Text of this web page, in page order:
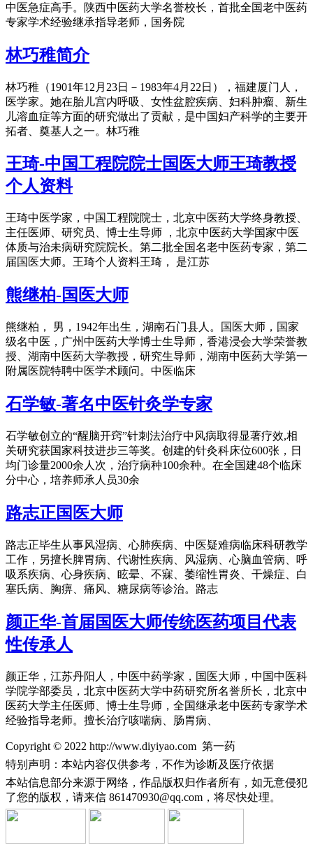
中医急症高手。陕西中医药大学名誉校长，首批全国老中医药
专家学术经验继承指导老师，国务院
林巧稚简介
林巧稚（1901年12月23日－1983年4月22日），福建厦门人，
医学家。她在胎儿宫内呼吸、女性盆腔疾病、妇科肿瘤、新生
儿溶血症等方面的研究做出了贡献，是中国妇产科学的主要开
拓者、奠基人之一。林巧稚
王琦-中国工程院院士国医大师王琦教授
个人资料
王琦中医学家，中国工程院院士，北京中医药大学终身教授、
主任医师、研究员、博士生导师 ，北京中医药大学国家中医
体质与治未病研究院院长。第二批全国名老中医药专家，第二
届国医大师。王琦个人资料王琦， 是江苏
熊继柏-国医大师
熊继柏， 男，1942年出生，湖南石门县人。国医大师，国家
级名中医，广州中医药大学博士生导师，香港浸会大学荣誉教
授、湖南中医药大学教授，研究生导师，湖南中医药大学第一
附属医院特聘中医学术顾问。中医临床
石学敏-著名中医针灸学专家
石学敏创立的“醒脑开窍”针刺法治疗中风病取得显著疗效,相
关研究获国家科技进步三等奖。创建的针灸科床位600张，日
均门诊量2000余人次，治疗病种100余种。在全国建48个临床
分中心，培养师承人员30余
路志正国医大师
路志正毕生从事风湿病、心肺疾病、中医疑难病临床科研教学
工作，另擅长脾胃病、代谢性疾病、风湿病、心脑血管病、呼
吸系疾病、心身疾病、眩晕、不寐、萎缩性胃炎、干燥症、白
塞氏病、胸痹、痛风、糖尿病等诊治。路志
颜正华-首届国医大师传统医药项目代表
性传承人
颜正华，江苏丹阳人，中医中药学家，国医大师，中国中医科
学院学部委员，北京中医药大学中药研究所名誉所长，北京中
医药大学主任医师、博士生导师，全国继承老中医药专家学术
经验指导老师。擅长治疗咳喘病、肠胃病、
Copyright © 2022 http://www.diyiyao.com 第一药
特别声明：本站内容仅供参考，不作为诊断及医疗依据
本站信息部分来源于网络，作品版权归作者所有，如无意侵犯
了您的版权，请来信 861470930@qq.com，将尽快处理。